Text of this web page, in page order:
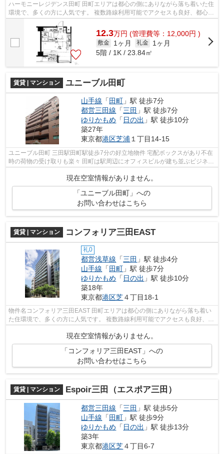
ハーモニーレジデンス田町 田町エリアは都心の側にありながら落ち着いた住
環境で、多くの方に人気です。 複数路線利用可能でアクセスも良好、都心で
お部屋をお探しの方にもオススメ...
12.3万円 (管理費等：12,000円 )
敷金 1ヶ月 礼金
1ヶ月
5階 / 1K / 23.84㎡
賃貸 | マンション ユニーブル田町
山手線 「 田町 」駅 徒歩7分
都営三田線 「三田 」駅 徒歩7分
ゆりかもめ 「 日の出 」駅 徒歩10分
築27年
東京都港区芝浦 １丁目14-15
ユニーブル田町 三田駅田町駅徒歩7分の好立地物件 宅配ボックスがあり不在
時の荷物の受け取りも楽々 田町は駅周辺にオフィスビルが建ち並ぶビジネス
現在空室情報がありません。
「ユニーブル田町」への
お問い合わせはこちら
賃貸 | マンション コンフォリア三田EAST
礼0
都営浅草線 「三田 」駅 徒歩4分
山手線 「 田町 」駅 徒歩7分
ゆりかもめ 「 日の出 」駅 徒歩10分
築18年
東京都港区芝４丁目18-1
物件名コンフォリア三田EAST 田町エリアは都心の側にありながら落ち着い
た住環境で、多くの方に人気です。 複数路線利用可能でアクセスも良好、都
心でお部屋をお探しの方にもオスス...
現在空室情報がありません。
「コンフォリア三田EAST」への
お問い合わせはこちら
賃貸 | マンション Espoir三田（エスポア三田）
都営三田線 「三田 」駅 徒歩5分
山手線 「 田町 」駅 徒歩9分
ゆりかもめ 「 日の出 」駅 徒歩13分
築3年
東京都港区芝４丁目6-7